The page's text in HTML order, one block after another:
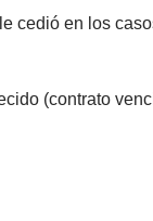
cedió en los
(contrato